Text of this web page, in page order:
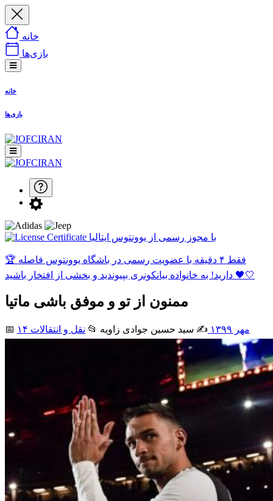
خانه
بازی‌ها
خانه
بازی‌ها
با مجوز رسمی از یوونتوس ایتالیا
🏆 فقط ۴ دقیقه با عضویت رسمی در باشگاه یوونتوس فاصله
دارید! به خانواده بیانکونری بپیوندید و بخشی از افتخار باشید 🖤🤍
ممنون از تو و موفق باشی ماتیا
📅 ۱۴ مهر ۱۳۹۹ ✍️ سید حسین جوادی زاويه 📂 نقل و انتقالات